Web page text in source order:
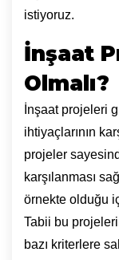
istiyoruz.
İnşaat
Olmalı?
İnşaat projeleri
ihtiyaçlarının
projeler
karşılanması
örnekte olduğu
Tabii bu
bazı kriterlere